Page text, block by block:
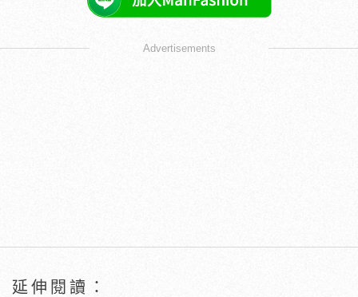
Advertisements
延伸閱讀：